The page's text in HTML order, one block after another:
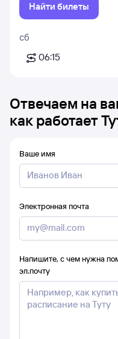
Найти билеты
сб
06:15
Отвечаем на
как работает
Ваше имя
Электронная почта
Напишите, с чем нужна
эл.почту